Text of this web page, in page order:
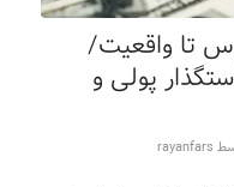
تا واقعیت/
پولی و
rayanfars